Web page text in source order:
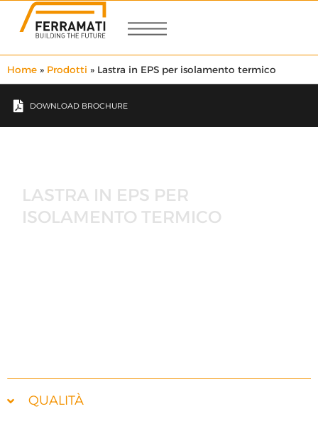
Home » Prodotti » Lastra in EPS per isolamento termico
DOWNLOAD BROCHURE
LASTRA IN EPS PER
ISOLAMENTO TERMICO
QUALITÀ